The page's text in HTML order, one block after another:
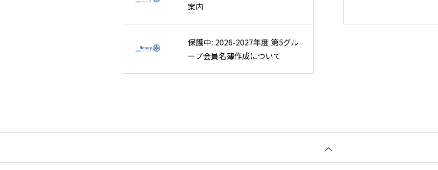
案内
保護中: 2026-2027年度 第5グル
ープ会員名簿作成について
案内
保護中: 2026-2027年度 第5グル
ープ会員名簿作成について